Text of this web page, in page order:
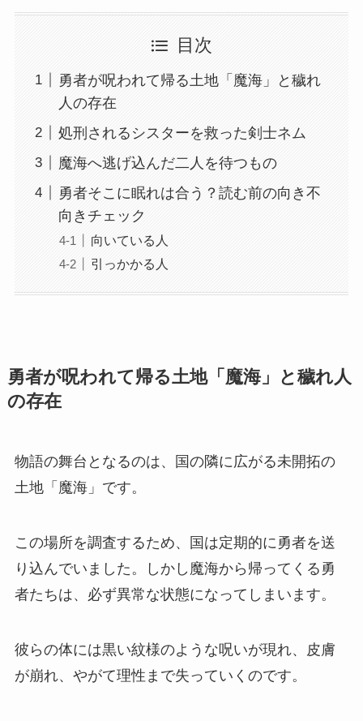
目次
勇者が呪われて帰る土地「魔海」と穢れ
人の存在
処刑されるシスターを救った剣士ネム
魔海へ逃げ込んだ二人を待つもの
勇者そこに眠れは合う？読む前の向き不
向きチェック
向いている人
引っかかる人
勇者が呪われて帰る土地「魔海」と穢れ人
の存在
物語の舞台となるのは、国の隣に広がる未開拓の
土地「魔海」です。
この場所を調査するため、国は定期的に勇者を送
り込んでいました。しかし魔海から帰ってくる勇
者たちは、必ず異常な状態になってしまいます。
彼らの体には黒い紋様のような呪いが現れ、皮膚
が崩れ、やがて理性まで失っていくのです。